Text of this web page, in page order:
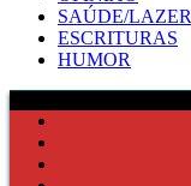
SAÚDE/LAZER
ESCRITURAS
HUMOR